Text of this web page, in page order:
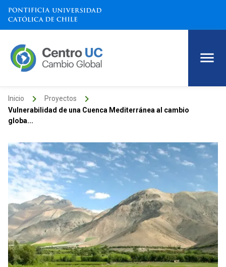
Inicio keyboard_arrow_right Proyectos keyboard_arrow_right
Vulnerabilidad de una Cuenca Mediterránea al cambio
globa...